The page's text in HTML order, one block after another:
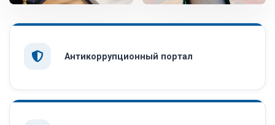
Антикоррупционный портал